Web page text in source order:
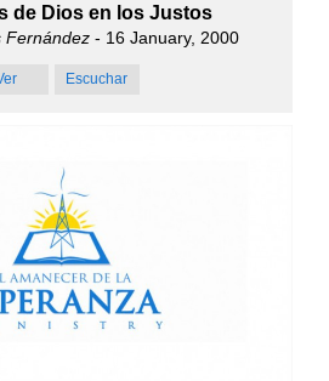
de Dios en los Justos
Fernández - 16 January, 2000
Escuchar